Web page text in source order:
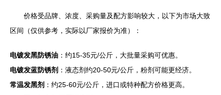
价格受品牌、浓度、采购量及配方影响较大，以下为市场大致
区间（仅供参考，实际以厂家报价为准）：
电镀发黑防锈油 ：约15-35元/公斤，大批量采购可优惠。
电镀发蓝防锈剂 ：液态剂约20-50元/公斤，粉剂可能更经济。
常温发黑剂 ：约25-60元/公斤，进口或特种配方价格更高。